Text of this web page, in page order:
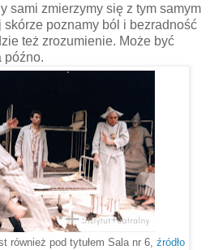
sami zmierzymy się z tym samym
skórze poznamy ból i bezradność
też zrozumienie. Może być
późno.
również pod tytułem Sala nr 6, źródło